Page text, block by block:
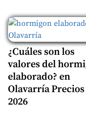
¿Cuáles son los
valores del
elaborado? en
Olavarría Precios
2026